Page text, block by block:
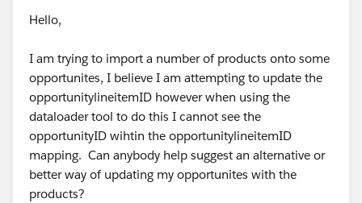
Hello,
I am trying to import a number of products onto some
opportunites, I believe I am attempting to update the
opportunitylineitemID however when using the
dataloader tool to do this I cannot see the
opportunityID wihtin the opportunitylineitemID
mapping. Can anybody help suggest an alternative or
better way of updating my opportunites with the
products?